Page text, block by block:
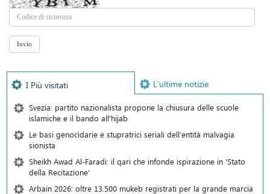
I Più visitati L’ultime notizie
Svezia: partito nazionalista propone la chiusura delle scuole
islamiche e il bando all'hijab
Le basi genocidarie e stupratrici seriali dell’entità malvagia
sionista
Sheikh Awad Al-Faradi: il qari che infonde ispirazione in 'Stato
della Recitazione'
Arbain 2026: oltre 13.500 mukeb registrati per la grande marcia